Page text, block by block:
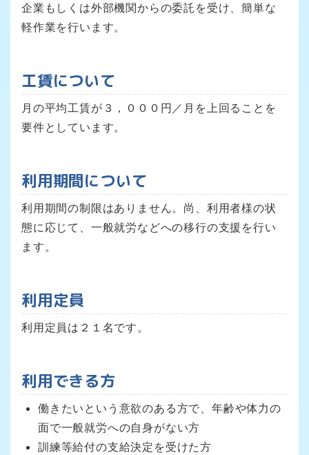
企業もしくは外部機関からの委託を受け、簡単な
軽作業を行います。
工賃について
月の平均工賃が３，０００円／月を上回ることを
要件としています。
利用期間について
利用期間の制限はありません。尚、利用者様の状
態に応じて、一般就労などへの移行の支援を行い
ます。
利用定員
利用定員は２１名です。
利用できる方
働きたいという意欲のある方で、年齢や体力の
面で一般就労への自身がない方
訓練等給付の支給決定を受けた方